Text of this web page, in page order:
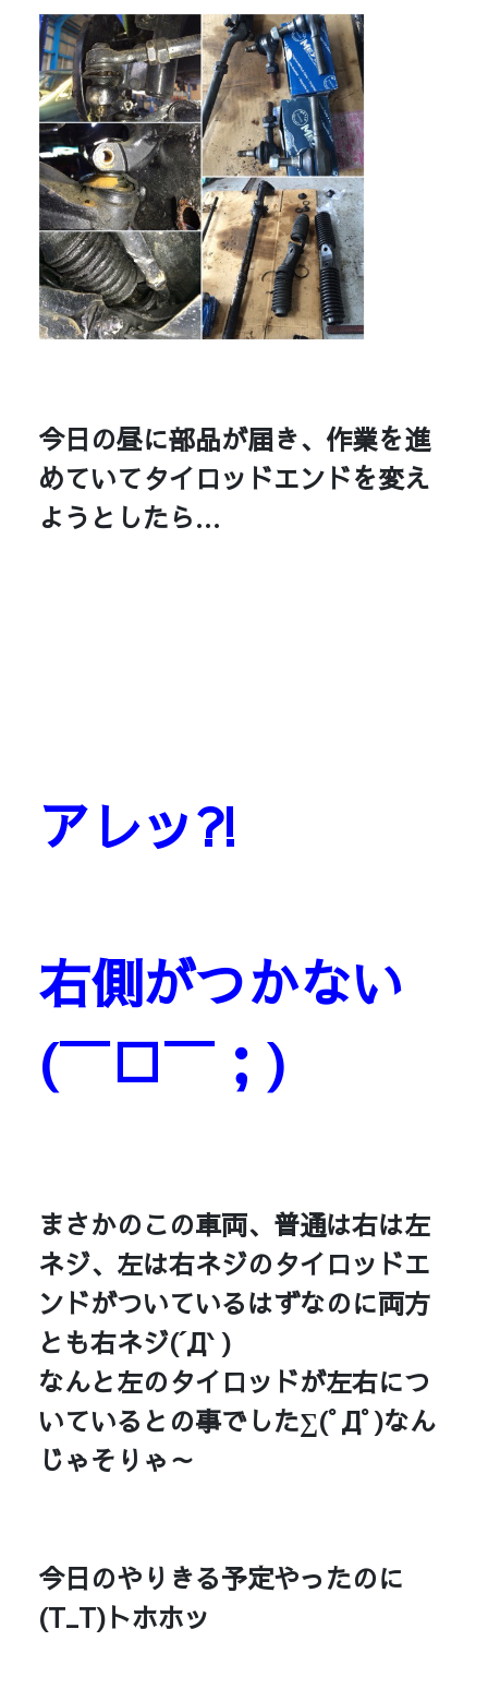
今日の昼に部品が届き、作業を進
めていてタイロッドエンドを変え
ようとしたら…
アレッ⁈
右側がつかない
(￣□￣；)
まさかのこの車両、普通は右は左
ネジ、左は右ネジのタイロッドエ
ンドがついているはずなのに両方
とも右ネジ(´Д` )
なんと左のタイロッドが左右につ
いているとの事でした∑(ﾟДﾟ)なん
じゃそりゃ～
今日のやりきる予定やったのに
(T_T)トホホッ